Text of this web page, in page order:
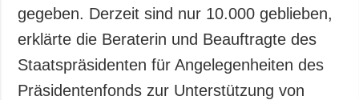
Militär
Gesellschaft und
Sport
Daten
gegeben. Derzeit sind nur 10.000 geblieben,
erklärte die Beraterin und Beauftragte des
Staatspräsidenten für Angelegenheiten des
Präsidentenfonds zur Unterstützung von